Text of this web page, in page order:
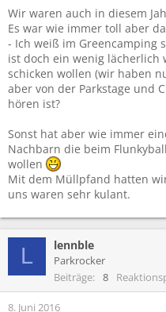
Wir waren auch in diesem
Es war wie immer toll aber
- Ich weiß im Greencamping
ist doch ein wenig lächerlich
schicken wollen (wir haben
aber von der Parkstage und
hören ist?
Sonst hat aber wie immer
Nachbarn die beim
wollen
Mit dem Müllpfand hatten
uns waren sehr kulant.
L lennble
Parkrocker
Beiträge
8
8. Juni 2016